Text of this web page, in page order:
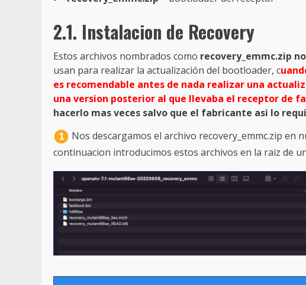
2.1. Instalacion de Recovery
Estos archivos nombrados como recovery_emmc.zip
usan para realizar la actualización del bootloader, c
es recomendable antes de nada realizar una
una version posterior al que llevaba el receptor de
hacerlo mas veces salvo que el fabricante asi lo
Nos descargamos el archivo recovery_emmc.zip en
continuacion introducimos estos archivos en la raiz de